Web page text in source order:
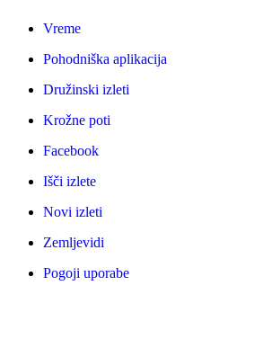
Vreme
Pohodniška aplikacija
Družinski izleti
Krožne poti
Facebook
Išči izlete
Novi izleti
Zemljevidi
Pogoji uporabe